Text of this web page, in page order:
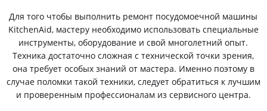
Для того чтобы выполнить ремонт посудомоечной машины
KitchenAid, мастеру необходимо использовать специальные
инструменты, оборудование и свой многолетний опыт.
Техника достаточно сложная с технической точки зрения,
она требует особых знаний от мастера. Именно поэтому в
случае поломки такой техники, следует обратиться к лучшим
и проверенным профессионалам из сервисного центра.